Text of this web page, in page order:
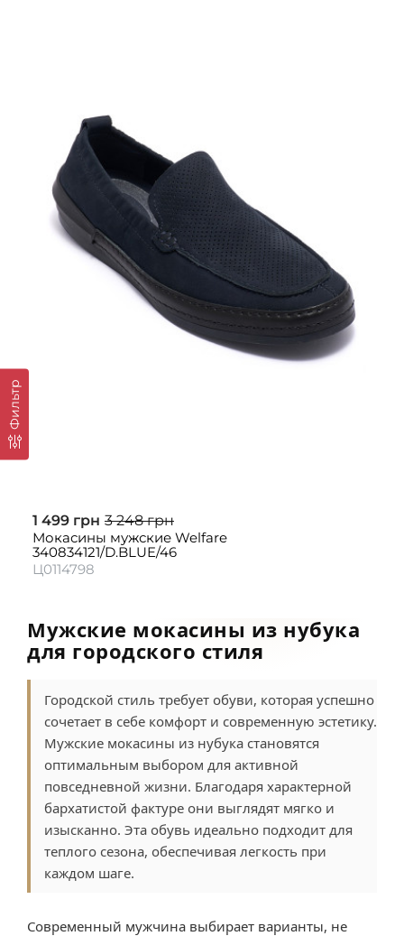
Фильтр
1 499 грн 3 248 грн
Мокасины мужские Welfare
340834121/D.BLUE/46
Ц0114798
Мужские мокасины из нубука
для городского стиля
Городской стиль требует обуви, которая успешно
сочетает в себе комфорт и современную эстетику.
Мужские мокасины из нубука становятся
оптимальным выбором для активной
повседневной жизни. Благодаря характерной
бархатистой фактуре они выглядят мягко и
изысканно. Эта обувь идеально подходит для
теплого сезона, обеспечивая легкость при
каждом шаге.
Современный мужчина выбирает варианты, не